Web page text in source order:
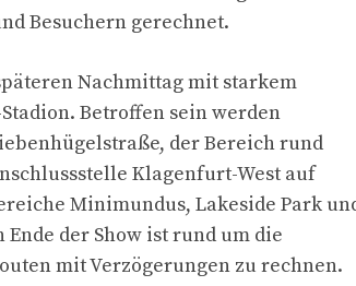
Besuchern gerechnet.
Nachmittag mit starkem
Betroffen sein werden
der Bereich rund
Klagenfurt-West auf
Minimundus, Lakeside Park
der Show ist rund um die
mit Verzögerungen zu rechnen.